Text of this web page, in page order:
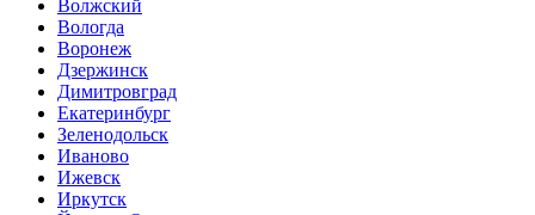
Волжский
Вологда
Воронеж
Дзержинск
Димитровград
Екатеринбург
Зеленодольск
Иваново
Ижевск
Иркутск